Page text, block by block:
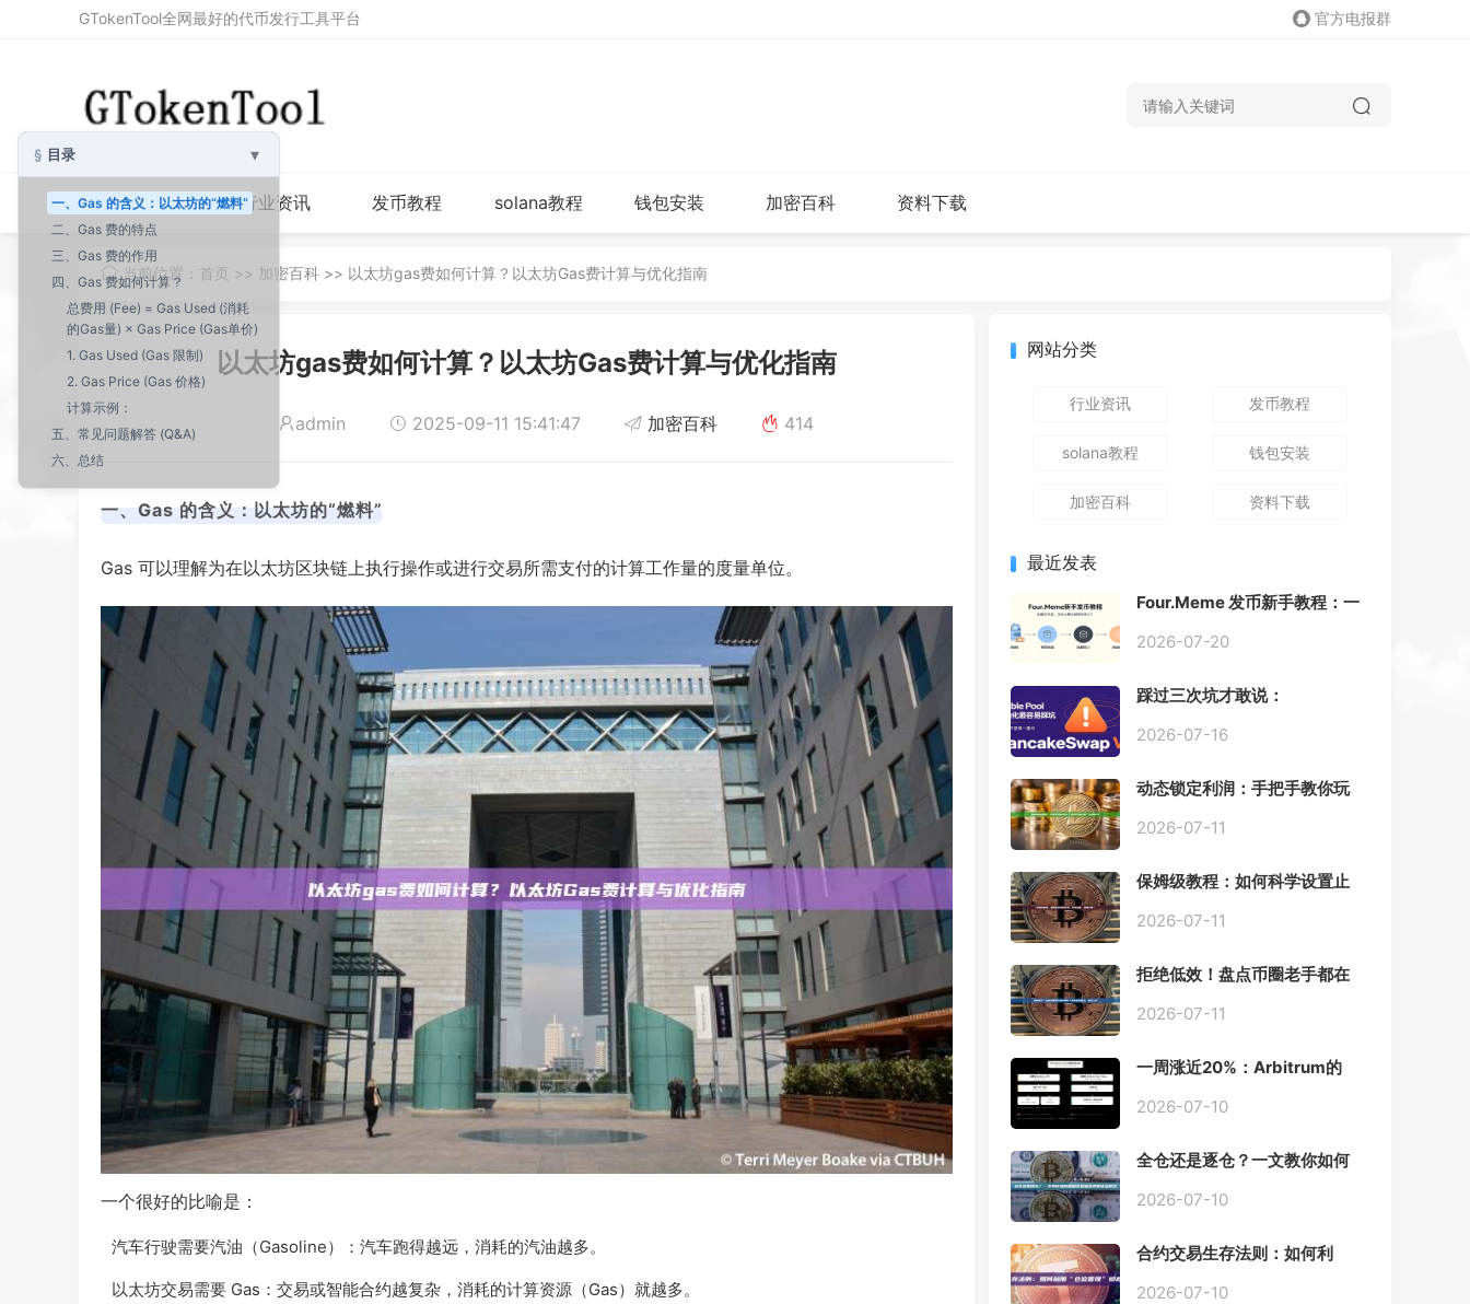
GTokenTool全网最好的代币发行工具平台 官方电报群
首页 行业资讯 发币教程 solana教程 钱包安装 加密百科 资料下载
当前位置： 首页 >> 加密百科 >> 以太坊gas费如何计算？以太坊Gas费计算与优化指南
以太坊gas费如何计算？以太坊Gas费计算与优化指南
admin 2025-09-11 15:41:47 加密百科 414
一、Gas 的含义：以太坊的“燃料”
Gas 可以理解为在以太坊区块链上执行操作或进行交易所需支付的计算工作量的度量单位。
一个很好的比喻是：
汽车行驶需要汽油（Gasoline）：汽车跑得越远，消耗的汽油越多。
以太坊交易需要 Gas：交易或智能合约越复杂，消耗的计算资源（Gas）就越多。
网站分类
行业资讯 发币教程
solana教程 钱包安装
加密百科 资料下载
最近发表
Four.Meme 发币新手教程：一
动踩坑
2026-07-20
踩过三次坑才敢说：
Pool 最容易翻车的不是手续
2026-07-16
动态锁定利润：手把手教你玩
2026-07-11
保姆级教程：如何科学设置止
2026-07-11
拒绝低效！盘点币圈老手都在
具
2026-07-11
一周涨近20%：Arbitrum的
Chain一夜盘活
2026-07-10
全仓还是逐仓？一文教你如何
2026-07-10
合约交易生存法则：如何利
2026-07-10
目录 ▾
一、Gas 的含义：以太坊的“燃料”
二、Gas 费的特点
三、Gas 费的作用
四、Gas 费如何计算？
总费用 (Fee) = Gas Used (消耗
的Gas量) × Gas Price (Gas单价)
1. Gas Used (Gas 限制)
2. Gas Price (Gas 价格)
计算示例：
五、常见问题解答 (Q&A)
六、总结